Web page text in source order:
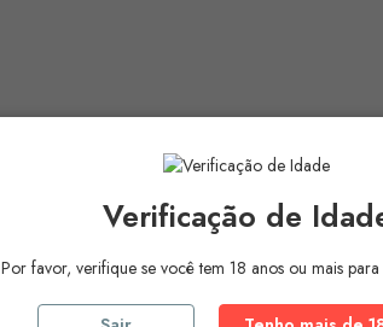
Verificação de
Por favor, verifique se você tem 18 anos ou mais para